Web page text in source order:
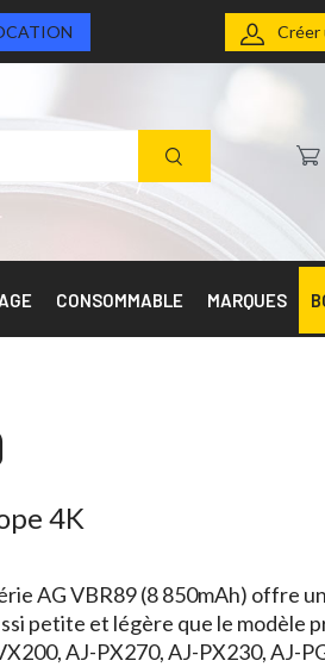
Créer
CONSOMMABLE MARQUES
4K
AG VBR89 (8 850mAh) offre
petite et légère que le modèle
AJ-PX270, AJ-PX230, AJ-